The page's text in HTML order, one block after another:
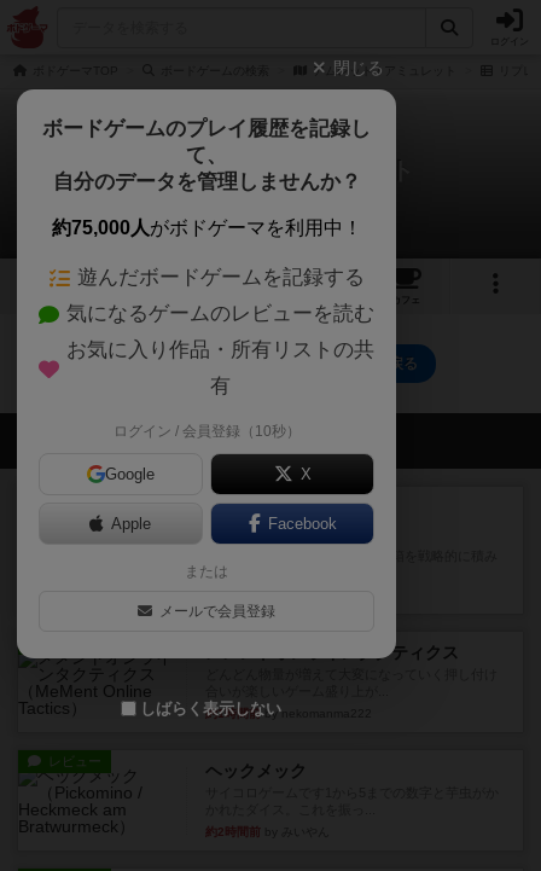
アムレット / アミュレット
アムレット / アミュレット
0件のリプレイ日記
1 1
カフェ
アムレット / アミュレットのトップに戻る
会員の新しい投稿
マーケットフレッシュ
重ねて在庫を最大化し、競合...
メメントオンラインタクティクス
約1時間前by nekomanma222
レビュー ヘックメック
約2時間前
閉じる
ボードゲームのプレイ履歴を記録し
て、
自分のデータを管理しませんか？
約75,000人がボドゲーマを利用中！
遊んだボードゲームを記録する
気になるゲームのレビューを読む
お気に入り作品・所有リストの共
有
ログイン / 会員登録（10秒）
Google X
Apple Facebook
または
メールで会員登録
しばらく表示しない